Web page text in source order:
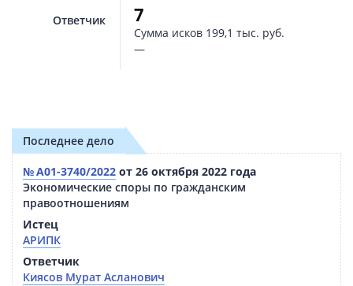
Ответчик 7
Сумма исков 199,1 тыс. руб.
—
Последнее дело
№ А01-3740/2022 от 26 октября 2022 года
Экономические споры по гражданским
правоотношениям
Истец
АРИПК
Ответчик
Киясов Мурат Асланович